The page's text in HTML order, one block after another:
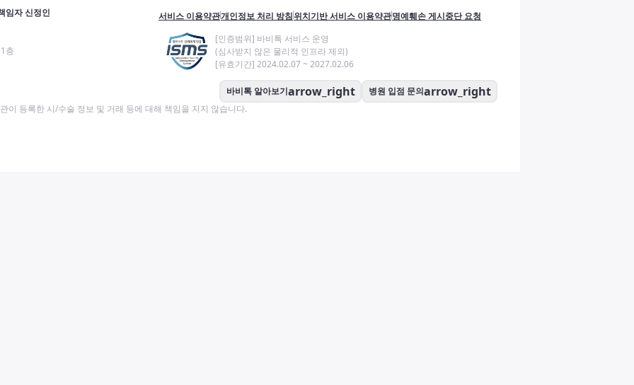
임자 신정인
층
서비스 이용약관개인정보 처리 방침위치기반 서비스 이용약관명예훼손 게시중단 요청
[인증범위] 바비톡 서비스 운영
(심사받지 않은 물리적 인프라 제외)
[유효기간] 2024.02.07 ~ 2027.02.06
바비톡 알아보기arrow_right 병원 입점 문의arrow_right
이 등록한 시/수술 정보 및 거래 등에 대해 책임을 지지 않습니다.